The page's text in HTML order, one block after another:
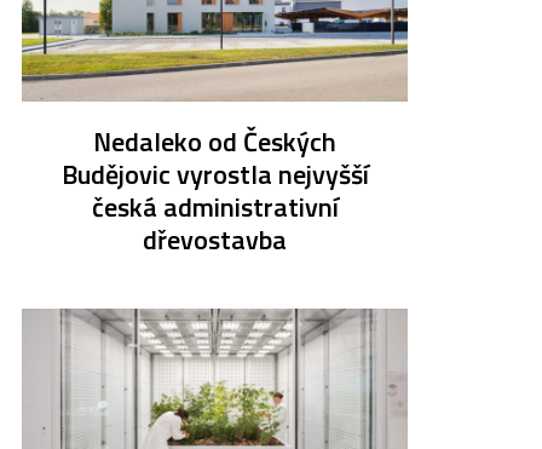
Nedaleko od Českých
Budějovic vyrostla nejvyšší
česká administrativní
dřevostavba